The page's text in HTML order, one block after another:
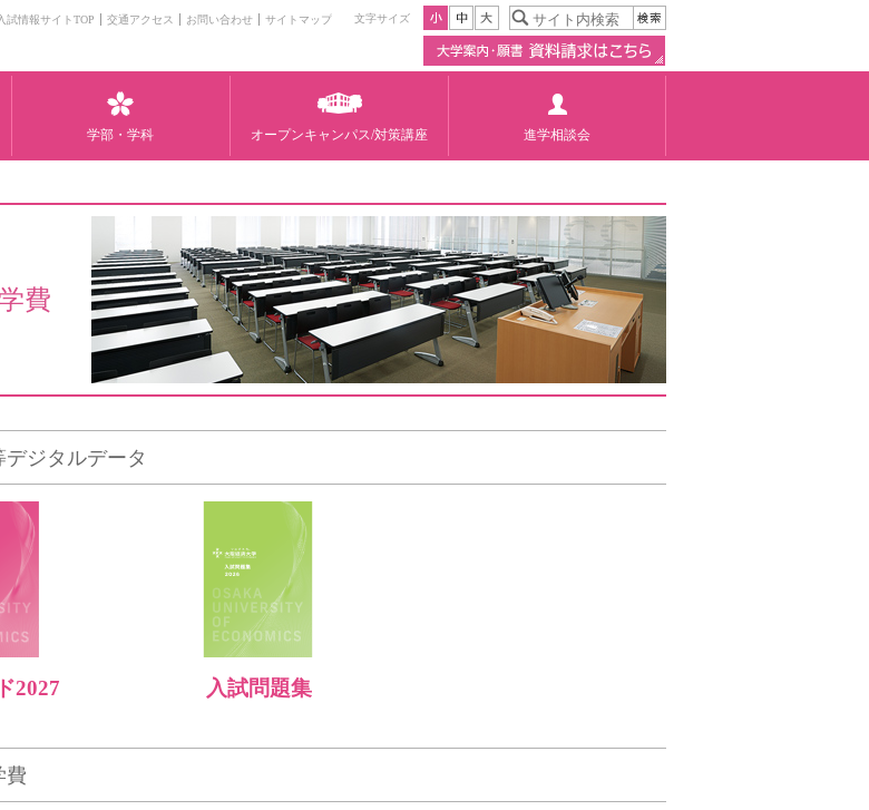
入試情報サイトTOP 交通アクセス お問い合わせ サイトマップ 文字サイズ
学部・学科 オープンキャンパス/対策講座 進学相談会
費
デジタルデータ
2027 入試問題集
費